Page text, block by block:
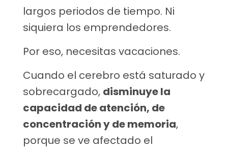
largos periodos de tiempo. Ni
siquiera los emprendedores.
Por eso, necesitas vacaciones.
Cuando el cerebro está saturado y
sobrecargado, disminuye la
capacidad de atención, de
concentración y de memoria,
porque se ve afectado el